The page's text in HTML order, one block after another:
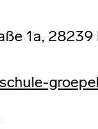
1a, 28239